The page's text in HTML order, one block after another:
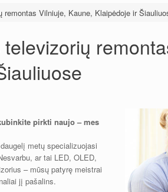
remontas Vilniuje, Kaune, Klaipėdoje ir
pirkti naujo – mes
metų specializuojasi
ar tai LED, OLED,
– mūsų patyrę meistrai
jį pašalins.